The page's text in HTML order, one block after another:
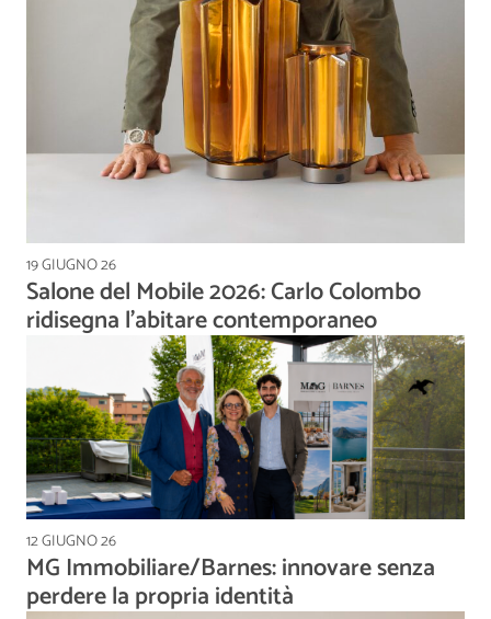
19 GIUGNO 26
Salone del Mobile 2026: Carlo Colombo
ridisegna l’abitare contemporaneo
12 GIUGNO 26
MG Immobiliare/Barnes: innovare senza
perdere la propria identità